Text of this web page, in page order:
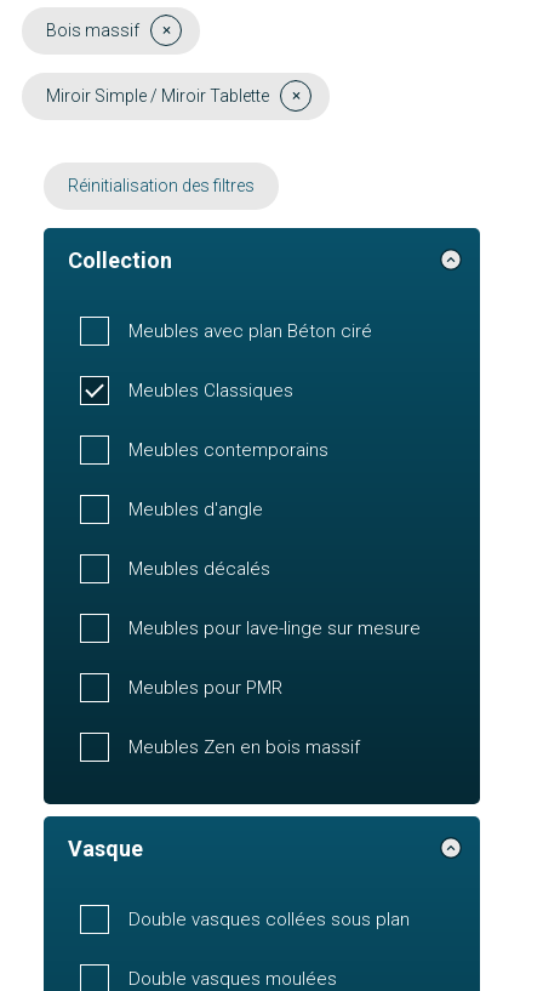
Bois massif
Miroir Simple / Miroir Tablette
Réinitialisation des filtres
Collection
Meubles avec plan Béton ciré
Meubles Classiques
Meubles contemporains
Meubles d'angle
Meubles décalés
Meubles pour lave-linge sur mesure
Meubles pour PMR
Meubles Zen en bois massif
Vasque
Double vasques collées sous plan
Double vasques moulées